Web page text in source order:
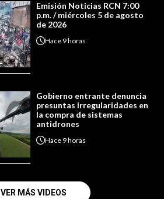
Emisión Noticias RCN 7:00
p.m. / miércoles 5 de agosto
de 2026
Hace 9 horas
Gobierno entrante denuncia
presuntas irregularidades en
la compra de sistemas
antidrones
Hace 9 horas
VER MÁS VIDEOS